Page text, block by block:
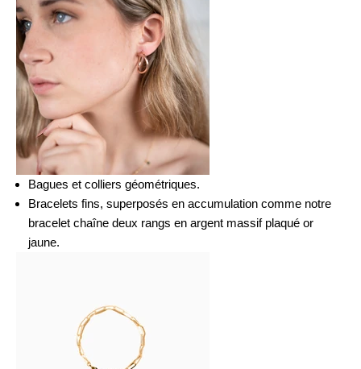
Bagues et colliers géométriques.
Bracelets fins, superposés en accumulation comme notre
bracelet chaîne deux rangs en argent massif plaqué or
jaune.